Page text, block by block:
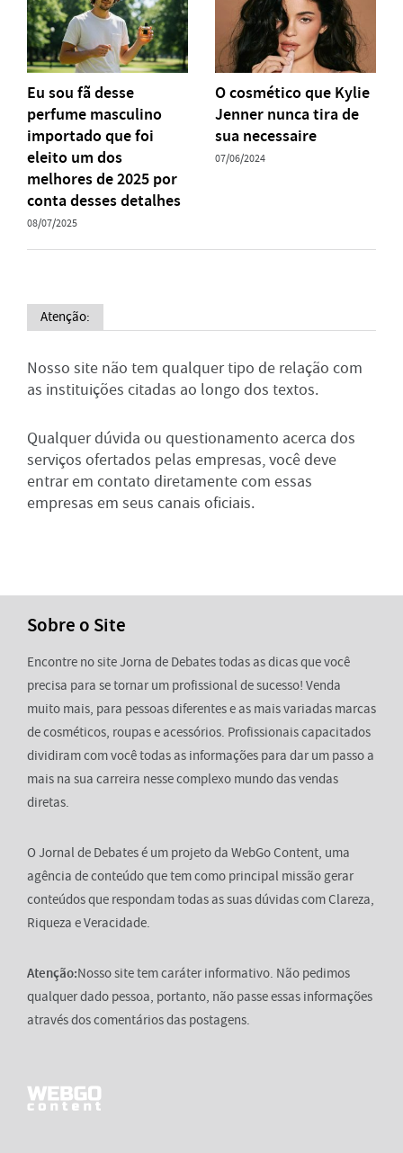
Eu sou fã desse
perfume masculino
importado que foi
eleito um dos
melhores de 2025 por
conta desses detalhes
08/07/2025
O cosmético que Kylie
Jenner nunca tira de
sua necessaire
07/06/2024
Atenção:
Nosso site não tem qualquer tipo de relação com
as instituições citadas ao longo dos textos.
Qualquer dúvida ou questionamento acerca dos
serviços ofertados pelas empresas, você deve
entrar em contato diretamente com essas
empresas em seus canais oficiais.
Sobre o Site
Encontre no site Jorna de Debates todas as dicas que você
precisa para se tornar um profissional de sucesso! Venda
muito mais, para pessoas diferentes e as mais variadas marcas
de cosméticos, roupas e acessórios. Profissionais capacitados
dividiram com você todas as informações para dar um passo a
mais na sua carreira nesse complexo mundo das vendas
diretas.
O Jornal de Debates é um projeto da WebGo Content, uma
agência de conteúdo que tem como principal missão gerar
conteúdos que respondam todas as suas dúvidas com Clareza,
Riqueza e Veracidade.
Atenção:Nosso site tem caráter informativo. Não pedimos
qualquer dado pessoa, portanto, não passe essas informações
através dos comentários das postagens.